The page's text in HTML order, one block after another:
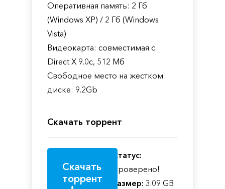
Оперативная память: 2 Гб
(Windows XP) / 2 Гб (Windows
Vista)
Видеокарта: совместимая с
Direct X 9.0c, 512 Мб
Свободное место на жестком
диске: 9.2Gb
Скачать торрент
Скачать
торрент
Статус:
Проверено!
Размер: 3.09 GB